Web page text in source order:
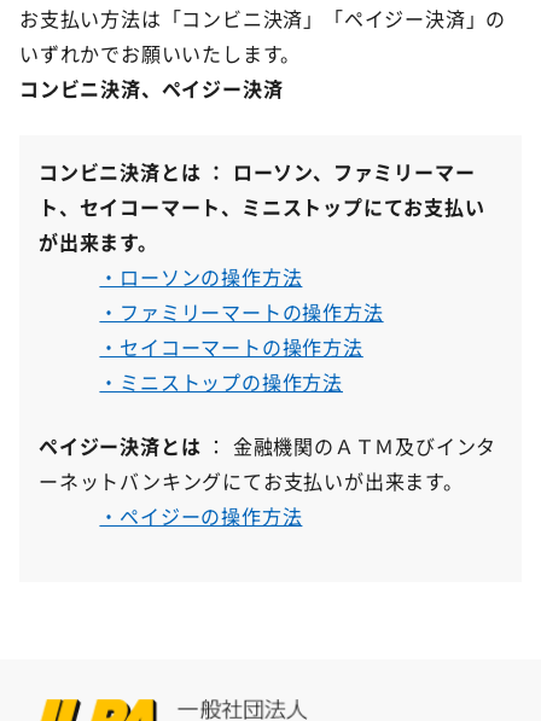
お支払い方法は「コンビニ決済」「ペイジー決済」の
いずれかでお願いいたします。
コンビニ決済、ペイジー決済
コンビニ決済とは ： ローソン、ファミリーマー
ト、セイコーマート、ミニストップにてお支払い
が出来ます。
・ローソンの操作方法
・ファミリーマートの操作方法
・セイコーマートの操作方法
・ミニストップの操作方法
ペイジー決済とは ： 金融機関のＡＴＭ及びインタ
ーネットバンキングにてお支払いが出来ます。
・ペイジーの操作方法